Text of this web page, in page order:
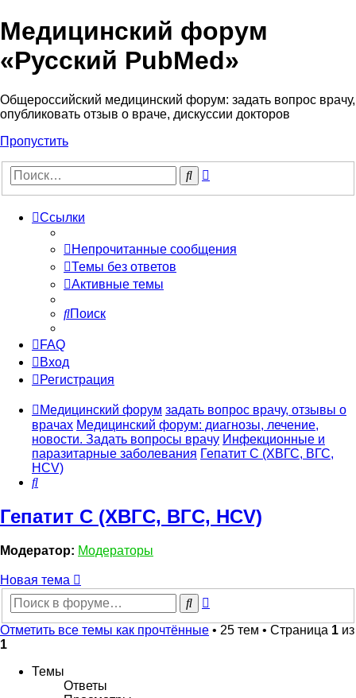
Медицинский форум
«Русский PubMed»
Общероссийский медицинский форум: задать вопрос врачу,
опубликовать отзыв о враче, дискуссии докторов
Пропустить
Поиск
Ссылки
Непрочитанные сообщения
Темы без ответов
Активные темы
Поиск
FAQ
Вход
Регистрация
Медицинский форум задать вопрос врачу, отзывы о
врачах Медицинский форум: диагнозы, лечение,
новости. Задать вопросы врачу Инфекционные и
паразитарные заболевания Гепатит C (ХВГС, ВГС,
HCV)
Поиск
Гепатит C (ХВГС, ВГС, HCV)
Модератор: Модераторы
Новая тема
Поиск
Отметить все темы как прочтённые • 25 тем • Страница 1 из
1
Темы
Ответы